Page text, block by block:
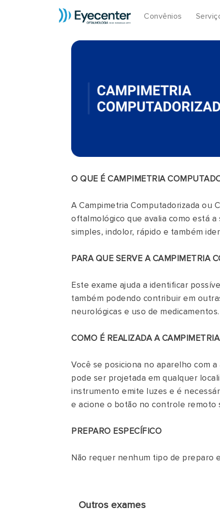
Convênios
O QUE É CAMPIMETRIA
A Campimetria Computadorizada ou
oftalmológico que avalia como está
simples, indolor, rápido e também
PARA QUE SERVE A CAMPIMETRIA
Este exame ajuda a identificar
também podendo contribuir em
neurológicas e uso de medicamentos.
COMO É REALIZADA A
Você se posiciona no aparelho com
pode ser projetada em qualquer
instrumento emite luzes e é
e acione o botão no controle remoto
PREPARO ESPECÍFICO
Não requer nenhum tipo de preparo
Outros exames